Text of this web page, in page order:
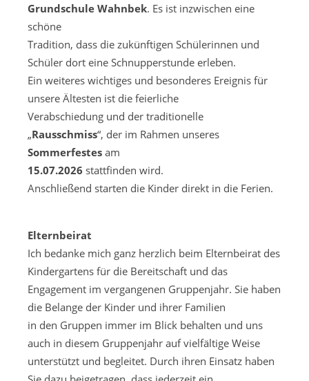
Grundschule Wahnbek. Es ist inzwischen eine
schöne
Tradition, dass die zukünftigen Schülerinnen und
Schüler dort eine Schnupperstunde erleben.
Ein weiteres wichtiges und besonderes Ereignis für
unsere Ältesten ist die feierliche
Verabschiedung und der traditionelle
„Rausschmiss“, der im Rahmen unseres
Sommerfestes am
15.07.2026 stattfinden wird.
Anschließend starten die Kinder direkt in die Ferien.
Elternbeirat
Ich bedanke mich ganz herzlich beim Elternbeirat des
Kindergartens für die Bereitschaft und das
Engagement im vergangenen Gruppenjahr. Sie haben
die Belange der Kinder und ihrer Familien
in den Gruppen immer im Blick behalten und uns
auch in diesem Gruppenjahr auf vielfältige Weise
unterstützt und begleitet. Durch ihren Einsatz haben